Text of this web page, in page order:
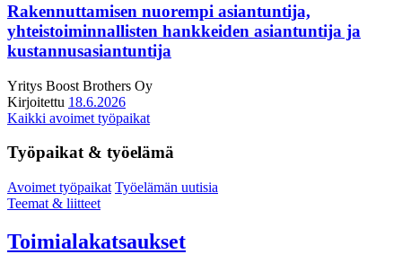
Rakennuttamisen nuorempi asiantuntija,
yhteistoiminnallisten hankkeiden asiantuntija ja
kustannusasiantuntija
Yritys Boost Brothers Oy
Kirjoitettu 18.6.2026
Kaikki avoimet työpaikat
Työpaikat & työelämä
Avoimet työpaikat Työelämän uutisia
Teemat & liitteet
Toimialakatsaukset